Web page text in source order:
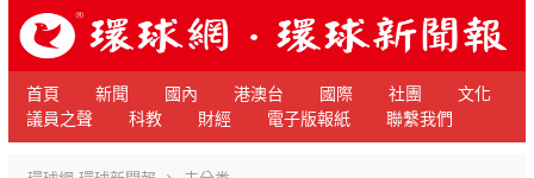
首頁 新聞 國內 港澳台 國際 社團
文化
議員之聲
科教 財經 電子版報紙 聯繫我們